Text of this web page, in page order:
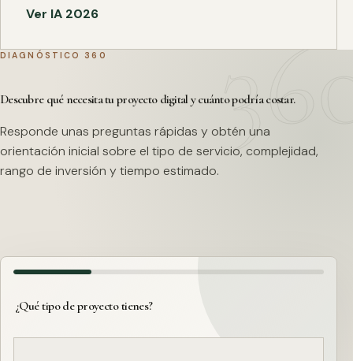
Ver IA 2026
DIAGNÓSTICO 360
Descubre qué necesita tu proyecto digital y cuánto podría costar.
Responde unas preguntas rápidas y obtén una
orientación inicial sobre el tipo de servicio, complejidad,
rango de inversión y tiempo estimado.
¿Qué tipo de proyecto tienes?